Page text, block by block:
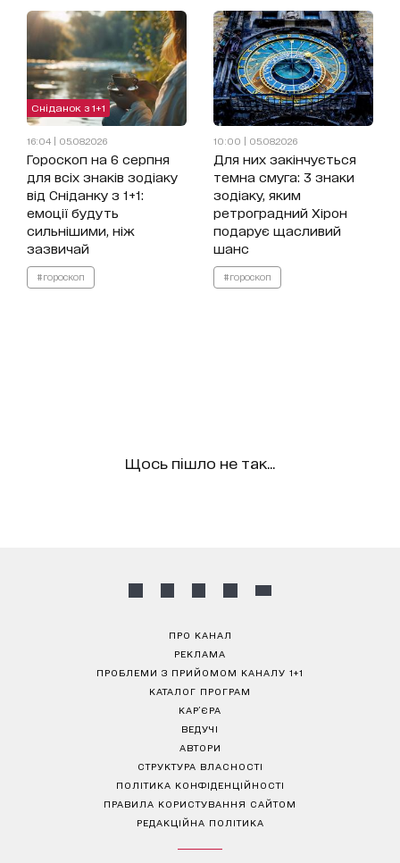
Сніданок з 1+1
16:04 | 05.08.2026
Гороскоп на 6 серпня
для всіх знаків зодіаку
від Сніданку з 1+1:
емоції будуть
сильнішими, ніж
зазвичай
#гороскоп
10:00 | 05.08.2026
Для них закінчується
темна смуга: 3 знаки
зодіаку, яким
ретроградний Хірон
подарує щасливий
шанс
#гороскоп
Щось пішло не так...
ПРО КАНАЛ
РЕКЛАМА
ПРОБЛЕМИ З ПРИЙОМОМ КАНАЛУ 1+1
КАТАЛОГ ПРОГРАМ
КАР’ЄРА
ВЕДУЧІ
АВТОРИ
СТРУКТУРА ВЛАСНОСТІ
ПОЛІТИКА КОНФІДЕНЦІЙНОСТІ
ПРАВИЛА КОРИСТУВАННЯ САЙТОМ
РЕДАКЦІЙНА ПОЛІТИКА